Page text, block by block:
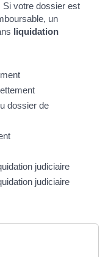
Si votre dossier est
un
liquidation
dossier de
judiciaire
judiciaire